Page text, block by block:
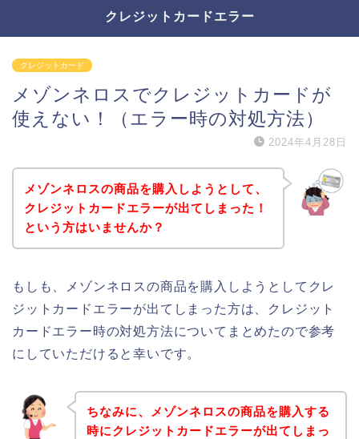
クレジットカードエラー
クレジットカード
メゾンネロスでクレジットカードが
使えない！（エラー時の対処方法）
2024年4月28日
メゾンネロスの商品を購入しようとして、
クレジットカードエラーが出てしまった！
という方はいませんか？
もしも、メゾンネロスの商品を購入しようとしてクレ
ジットカードエラーが出てしまった方は、クレジット
カードエラー時の対処方法についてまとめたので参考
にしていただけると幸いです。
ちなみに、メゾンネロスの商品を購入する
時にクレジットカードエラーが出てしまっ